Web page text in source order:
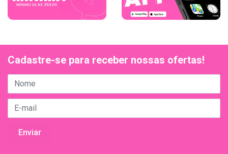
Cadastre-se para receber nossas ofertas!